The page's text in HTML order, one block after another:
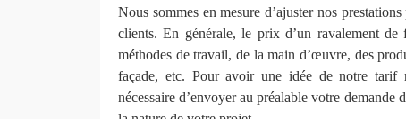
Nous sommes en mesure d’ajuster nos
clients. En générale, le prix d’un ravalement de
méthodes de travail, de la main d’œuvre, des
façade, etc. Pour avoir une idée de notre tarif
nécessaire d’envoyer au préalable votre demande